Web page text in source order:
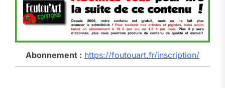
Abonnement : https://foutouart.fr/inscription/